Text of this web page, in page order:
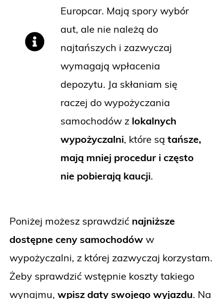
Europcar. Mają spory wybór
aut, ale nie należą do
najtańszych i zazwyczaj
wymagają wpłacenia
depozytu. Ja skłaniam się
raczej do wypożyczania
samochodów z lokalnych
wypożyczalni, które są tańsze,
mają mniej procedur i często
nie pobierają kaucji.
Poniżej możesz sprawdzić najniższe
dostępne ceny samochodów w
wypożyczalni, z której zazwyczaj korzystam.
Żeby sprawdzić wstępnie koszty takiego
wynajmu, wpisz daty swojego wyjazdu. Na